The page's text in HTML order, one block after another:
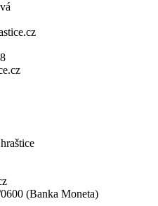
(Banka Moneta)